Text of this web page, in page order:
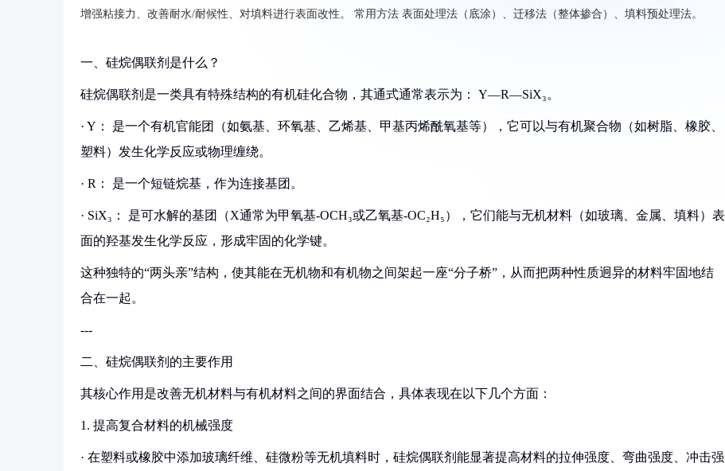
增强粘接力、改善耐水/耐候性、对填料进行表面改性。 常用方法 表面处理法（底涂）、迁移法（整体掺合）、填料预处理法。
一、硅烷偶联剂是什么？
硅烷偶联剂是一类具有特殊结构的有机硅化合物，其通式通常表示为： Y—R—SiX₃。
· Y： 是一个有机官能团（如氨基、环氧基、乙烯基、甲基丙烯酰氧基等），它可以与有机聚合物（如树脂、橡胶、
塑料）发生化学反应或物理缠绕。
· R： 是一个短链烷基，作为连接基团。
· SiX₃： 是可水解的基团（X通常为甲氧基-OCH₃或乙氧基-OC₂H₅），它们能与无机材料（如玻璃、金属、填料）表
面的羟基发生化学反应，形成牢固的化学键。
这种独特的“两头亲”结构，使其能在无机物和有机物之间架起一座“分子桥”，从而把两种性质迥异的材料牢固地结
合在一起。
---
二、硅烷偶联剂的主要作用
其核心作用是改善无机材料与有机材料之间的界面结合，具体表现在以下几个方面：
1. 提高复合材料的机械强度
· 在塑料或橡胶中添加玻璃纤维、硅微粉等无机填料时，硅烷偶联剂能显著提高材料的拉伸强度、弯曲强度、冲击强